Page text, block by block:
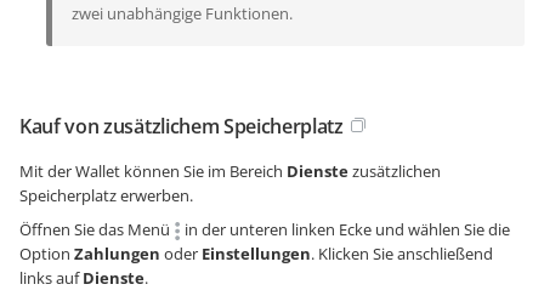
zwei unabhängige Funktionen.
Kauf von zusätzlichem Speicherplatz
Mit der Wallet können Sie im Bereich Dienstezusätzlichen
Speicherplatz erwerben.
Öffnen Sie das Menü
in der unteren linken Ecke und wählen Sie die
Option Zahlungen oder Einstellungen. Klicken Sie anschließend
links aufDienste.